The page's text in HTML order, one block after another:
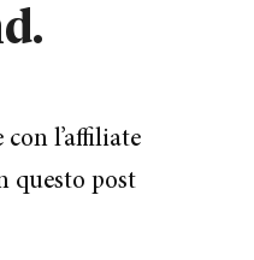
con l’affiliate
questo post